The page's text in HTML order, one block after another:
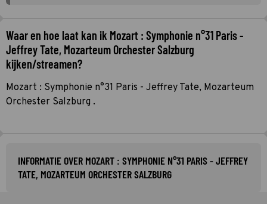
Waar en hoe laat kan ik Mozart : Symphonie n°31 Paris -
Jeffrey Tate, Mozarteum Orchester Salzburg
kijken/streamen?
Mozart : Symphonie n°31 Paris - Jeffrey Tate, Mozarteum
Orchester Salzburg .
INFORMATIE OVER MOZART : SYMPHONIE N°31 PARIS - JEFFREY
TATE, MOZARTEUM ORCHESTER SALZBURG